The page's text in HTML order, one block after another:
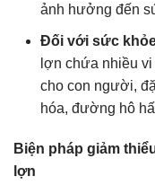
ảnh hưởng đến
Đối với sức
lợn chứa nhiều
cho con người,
hóa, đường hô
Biện pháp giảm
lợn